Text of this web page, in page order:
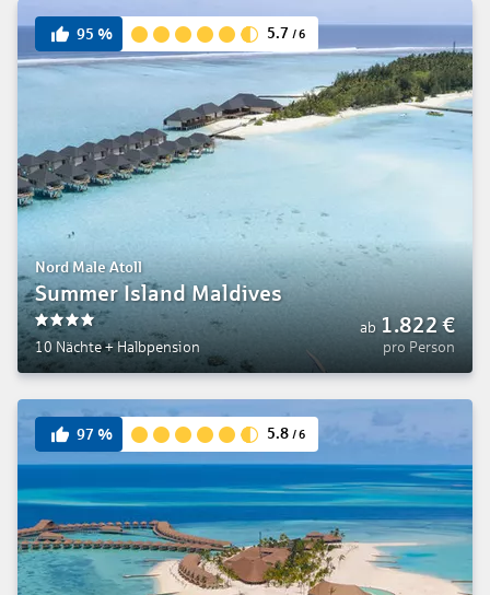
95 % 5.7 /6
Nord Male Atoll
Summer Island Maldives
4
10 Nächte+Halbpension
ab 1.822€
pro Person
97 % 5.8 /6